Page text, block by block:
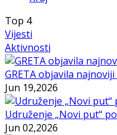
Top 4
Vijesti
Aktivnosti
GRETA objavila
Jun 19,2026
Udruženje „Novi put“
Jun 02,2026